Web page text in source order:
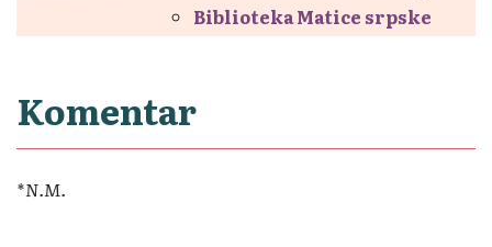
Biblioteka Matice srpske
Komentar
*N.M.